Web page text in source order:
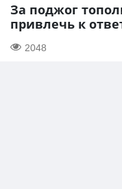
За поджог
привлечь к
2048